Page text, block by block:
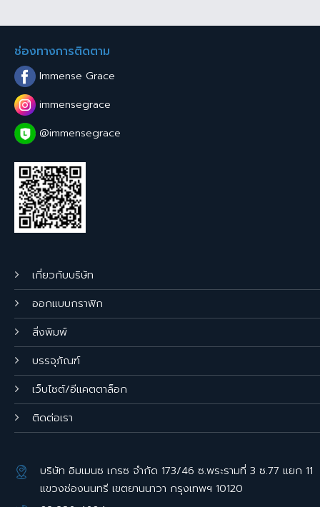
เกี่ยวกับบริษัท
ออกแบบกราฟิก
สิ่งพิมพ์
บรรจุภัณฑ์
เว็บไซต์/อีแคตตาล็อก
ติดต่อเรา
บริษัท อิมเมนซ เกรซ จำกัด 173/46 ซ.พระรามที่ 3 ซ.77 แยก 11
แขวงช่องนนทรี เขตยานนาวา กรุงเทพฯ 10120
ช่องทางการติดตาม
Immense Grace
immensegrace
@immensegrace